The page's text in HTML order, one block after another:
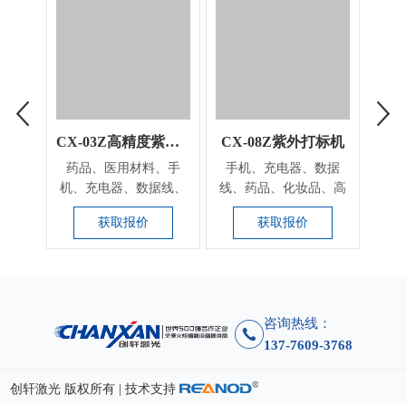
CX-03Z高精度紫外激光打标设备
药品、医用材料、手
机、充电器、数据线、
化妆品、高分子材料的
包...
获取报价
CX-08Z紫外打标机
手机、充电器、数据
线、药品、化妆品、高
分子材料的包装瓶表面
打...
获取报价
咨询热线：
137-7609-3768
创轩激光 版权所有 | 技术支持